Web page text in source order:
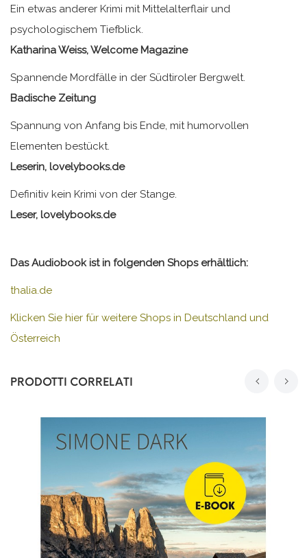
Ein etwas anderer Krimi mit Mittelalterflair und
psychologischem Tiefblick.
Katharina Weiss, Welcome Magazine
Spannende Mordfälle in der Südtiroler Bergwelt.
Badische Zeitung
Spannung von Anfang bis Ende, mit humorvollen
Elementen bestückt.
Leserin, lovelybooks.de
Definitiv kein Krimi von der Stange.
Leser, lovelybooks.de
Das Audiobook ist in folgenden Shops erhältlich:
thalia.de
Klicken Sie hier für weitere Shops in Deutschland und
Österreich
PRODOTTI CORRELATI